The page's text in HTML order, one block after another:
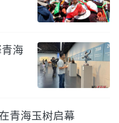
海
青海玉树启幕